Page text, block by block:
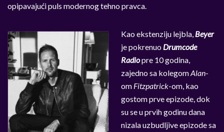
opipavajući puls modernog tehno pravca.
Kao ekstenziju lejbla, Beyer
je pokrenuo Drumcode
Radiopre 10 godina,
zajedno sa kolegomAlan-
om Fitzpatrick-om, kao
gostom prve epizode, dok
su se u prvih godinu dana
nizala uzbudljive epizode sa